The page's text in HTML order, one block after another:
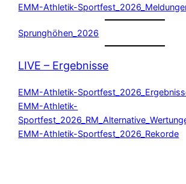
EMM-Athletik-
Sprunghöhen_2026
LIVE – Ergebnisse
EMM-Athletik-
EMM-Athletik-
EMM-Athletik-Sportfest_2026_Rekorde